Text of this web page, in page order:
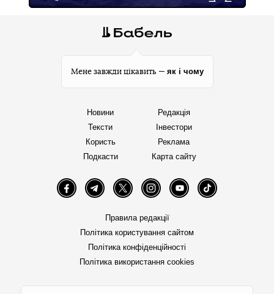
Мене завжди цікавить — як і чому
Новини
Тексти
Користь
Подкасти
Редакція
Інвестори
Реклама
Карта сайту
FacebookTelegramTwitter InstagramYouTube TikTok
Правила редакції
Політика користування сайтом
Політика конфіденційності
Політика використання cookies